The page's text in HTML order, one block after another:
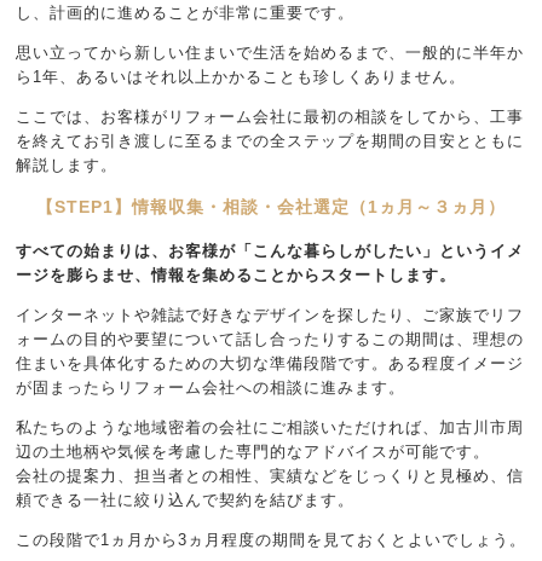
し、計画的に進めることが非常に重要です。
思い立ってから新しい住まいで生活を始めるまで、一般的に半年か
ら1年、あるいはそれ以上かかることも珍しくありません。
ここでは、お客様がリフォーム会社に最初の相談をしてから、工事
を終えてお引き渡しに至るまでの全ステップを期間の目安とともに
解説します。
【STEP1】情報収集・相談・会社選定（1ヵ月～３ヵ月）
すべての始まりは、お客様が「こんな暮らしがしたい」というイメ
ージを膨らませ、情報を集めることからスタートします。
インターネットや雑誌で好きなデザインを探したり、ご家族でリフ
ォームの目的や要望について話し合ったりするこの期間は、理想の
住まいを具体化するための大切な準備段階です。ある程度イメージ
が固まったらリフォーム会社への相談に進みます。
私たちのような地域密着の会社にご相談いただければ、加古川市周
辺の土地柄や気候を考慮した専門的なアドバイスが可能です。
会社の提案力、担当者との相性、実績などをじっくりと見極め、信
頼できる一社に絞り込んで契約を結びます。
この段階で1ヵ月から3ヵ月程度の期間を見ておくとよいでしょう。